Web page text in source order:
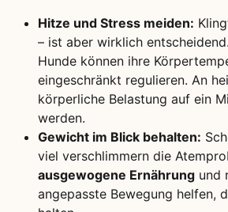
Hitze und Stress meiden:
– ist aber wirklich
Hunde können ihre
eingeschränkt regulieren. An
körperliche Belastung auf ein
werden.
Gewicht im Blick behalten:
viel verschlimmern die
ausgewogene Ernährung und
angepasste Bewegung helfen,